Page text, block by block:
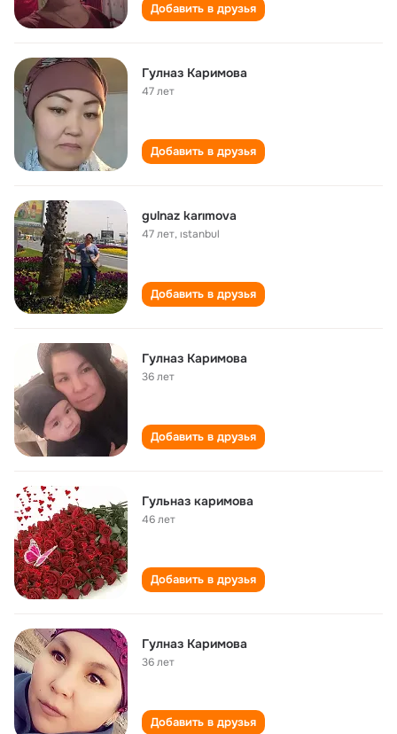
Добавить в друзья
Гулназ Каримова
47 лет
Добавить в друзья
gulnaz karımova
47 лет,ıstanbul
Добавить в друзья
Гулназ Каримова
36 лет
Добавить в друзья
Гульназ каримова
46 лет
Добавить в друзья
Гулназ Каримова
36 лет
Добавить в друзья